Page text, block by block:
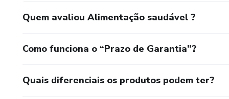
Quem avaliou Alimentação saudável ?
Como funciona o “Prazo de Garantia”?
Quais diferenciais os produtos podem ter?